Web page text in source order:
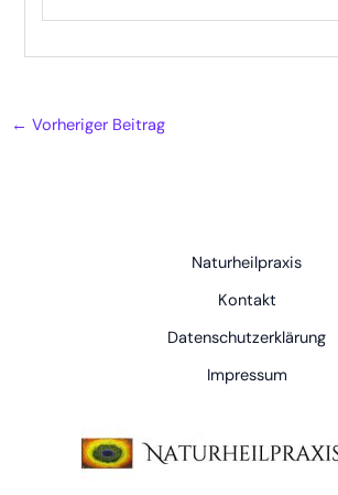
← Vorheriger Beitrag
Naturheilpraxis
Kontakt
Datenschutzerklärung
Impressum